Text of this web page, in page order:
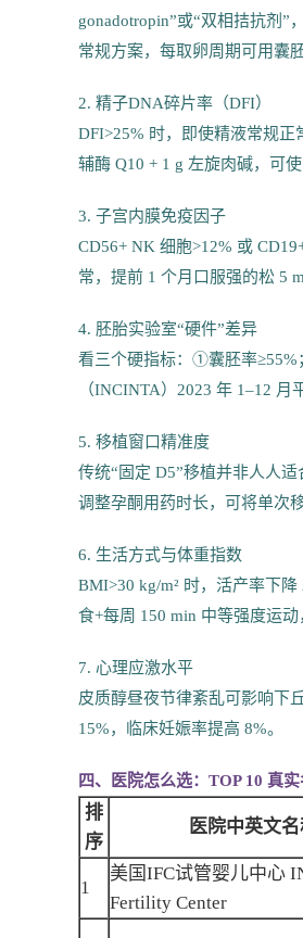
gonadotropin”或“双相拮抗剂
常规方案，每取卵周期可用囊
2. 精子DNA碎片率（DFI）
DFI>25% 时，即使精液常规
辅酶 Q10 + 1 g 左旋肉碱，可
3. 子宫内膜免疫因子
CD56+ NK 细胞>12% 或
常，提前 1 个月口服强的松 5
4. 胚胎实验室“硬件”差异
看三个硬指标：①囊胚率≥55%
（INCINTA）2023 年 1–12
5. 移植窗口精准度
传统“固定 D5”移植并非人人
调整孕酮用药时长，可将单次
6. 生活方式与体重指数
BMI>30 kg/m² 时，活产率下
食+每周 150 min 中等强度运动
7. 心理应激水平
皮质醇昼夜节律紊乱可影响下
15%，临床妊娠率提高 8%。
四、医院怎么选：TOP 10 真
排
序
医院中英文
1
美国IFC试管婴儿中心
Fertility Center